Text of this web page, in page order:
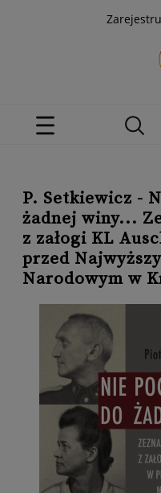
P. Setkiewicz -
żadnej winy...
z załogi KL
przed
Narodowym w